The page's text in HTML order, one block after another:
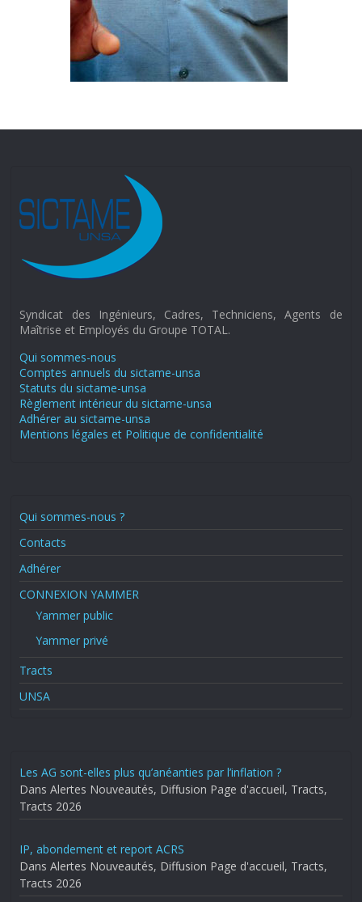
Syndicat des Ingénieurs, Cadres, Techniciens, Agents de
Maîtrise et Employés du Groupe TOTAL.
Qui sommes-nous
Comptes annuels du sictame-unsa
Statuts du sictame-unsa
Règlement intérieur du sictame-unsa
Adhérer au sictame-unsa
Mentions légales et Politique de confidentialité
Qui sommes-nous ?
Contacts
Adhérer
CONNEXION YAMMER
Yammer public
Yammer privé
Tracts
UNSA
Les AG sont-elles plus qu’anéanties par l’inflation ?
Dans Alertes Nouveautés, Diffusion Page d'accueil, Tracts,
Tracts 2026
IP, abondement et report ACRS
Dans Alertes Nouveautés, Diffusion Page d'accueil, Tracts,
Tracts 2026